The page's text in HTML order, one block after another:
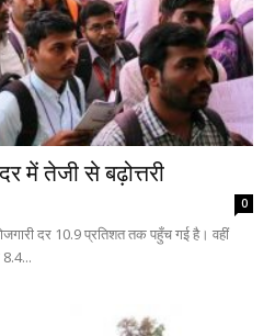
में तेजी से बढ़ोत्तरी
0
दर 10.9 प्रतिशत तक पहुँच गई है। वहीं
8.4...